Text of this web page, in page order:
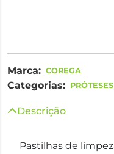
Marca: COREGA
Categorias:
Descrição
Pastilhas de